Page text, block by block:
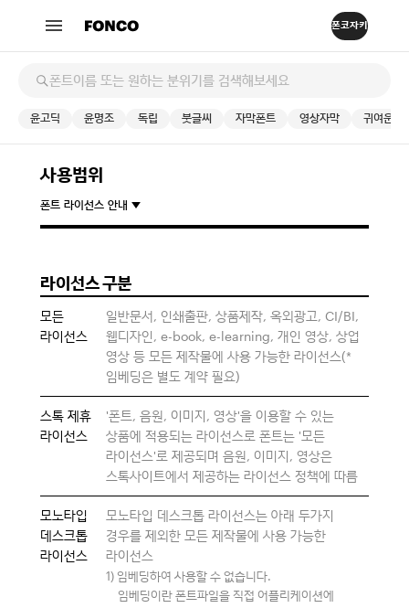
윤고딕 윤명조 독립 붓글씨 자막폰트 영상자막 귀여운
사용범위
폰트 라이선스 안내
라이선스 구분
모든
라이선스
일반문서, 인쇄출판, 상품제작, 옥외광고, CI/BI,
웹디자인, e-book, e-learning, 개인 영상, 상업
영상 등 모든 제작물에 사용 가능한 라이선스(*
임베딩은 별도 계약 필요)
스톡 제휴
라이선스
'폰트, 음원, 이미지, 영상'을 이용할 수 있는
상품에 적용되는 라이선스로 폰트는 '모든
라이선스'로 제공되며 음원, 이미지, 영상은
스톡사이트에서 제공하는 라이선스 정책에 따름
모노타입
데스크톱
라이선스
모노타입 데스크톱 라이선스는 아래 두가지
경우를 제외한 모든 제작물에 사용 가능한
라이선스
1) 임베딩하여 사용할 수 없습니다.
임베딩이란 폰트파일을 직접 어플리케이션에